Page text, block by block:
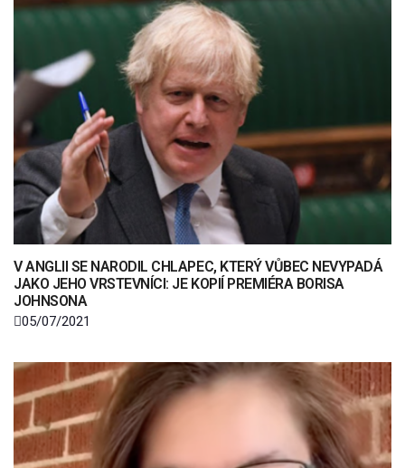
V ANGLII SE NARODIL CHLAPEC, KTERÝ VŮBEC NEVYPADÁ
JAKO JEHO VRSTEVNÍCI: JE KOPIÍ PREMIÉRA BORISA
JOHNSONA
05/07/2021